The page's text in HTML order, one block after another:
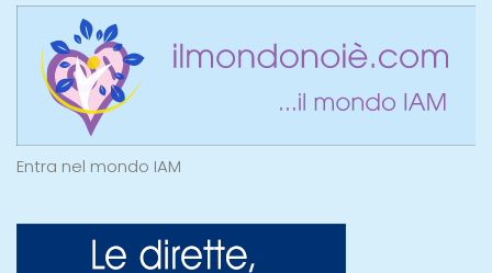
Entra nel mondo IAM